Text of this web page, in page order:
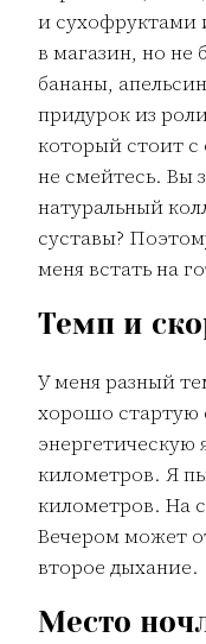
и сухофруктами
в магазин, но не
бананы,
придурок из
который стоит с
не смейтесь. Вы
натуральный
суставы?
меня встать на
Темп и
У меня разный
хорошо стартую
энергетическую
километров. Я
километров. На
Вечером может
второе дыхание.
Место